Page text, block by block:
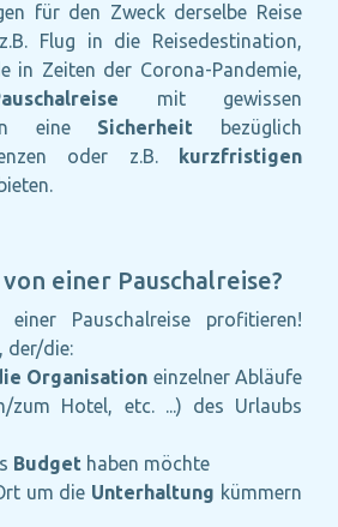
für den Zweck derselbe Reise
Flug in die Reisedestination,
in Zeiten der Corona-Pandemie,
mit gewissen
eine Sicherheit bezüglich
oder z.B.kurzfristigen
bieten.
einer Pauschalreise?
Pauschalreise profitieren!
der/die:
Organisation einzelner Abläufe
zum Hotel, etc. ...) des Urlaubs
Budget haben möchte
um die Unterhaltung kümmern